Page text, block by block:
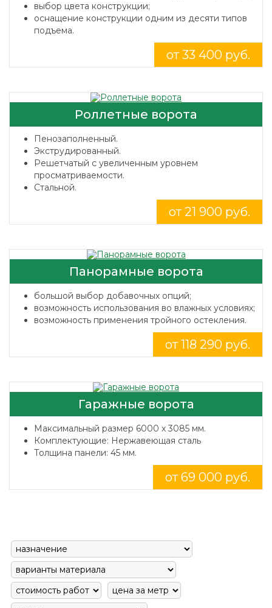
выбор цвета конструкции;
оснащение конструкции одним из десяти типов
подъема.
от 33 400 руб.
Роллетные ворота
Пенозаполненный.
Экструдированный.
Решетчатый с увеличенным уровнем
просматриваемости.
Стальной.
от 21 900 руб.
Панорамные ворота
большой выбор добавочных опций;
возможность использования во влажных условиях;
возможность применения тройного остекления.
от 118 290 руб.
Гаражные ворота
Максимальный размер 6000 x 3085 мм.
Комплектующие: Нержавеющая сталь
Толщина панели: 45 мм.
от 69 000 руб.